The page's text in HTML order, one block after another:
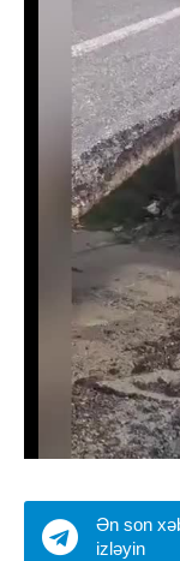
Ən son
izləyin